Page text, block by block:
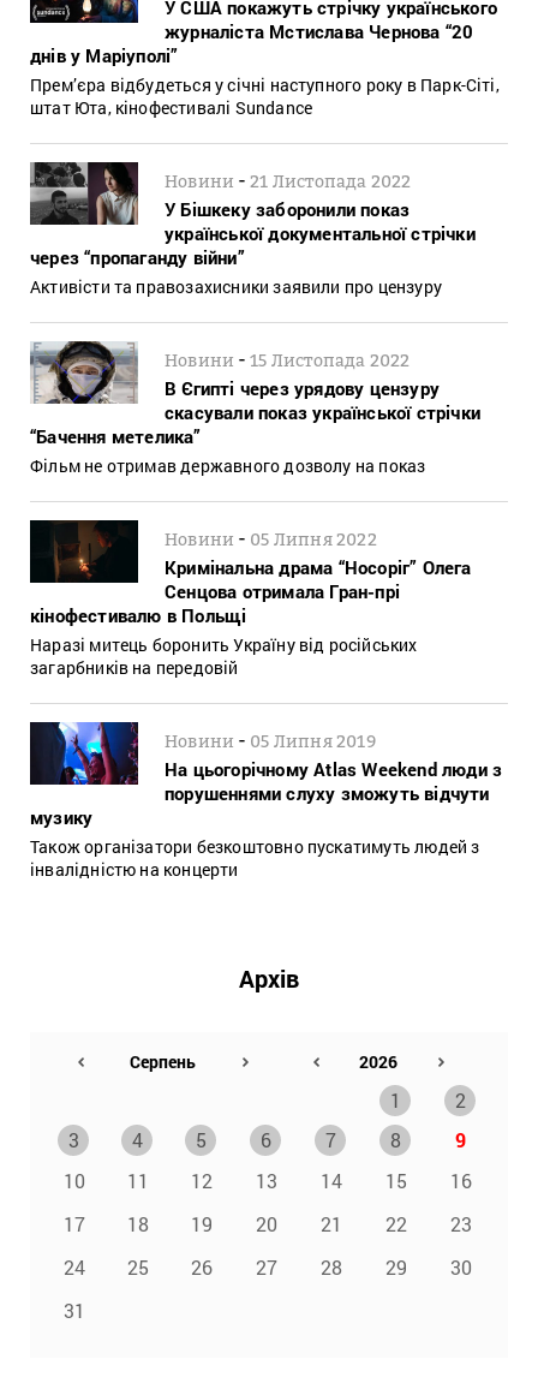
У США покажуть стрічку українського
журналіста Мстислава Чернова “20
днів у Маріуполі”
Прем’єра відбудеться у січні наступного року в Парк-Сіті,
штат Юта, кінофестивалі Sundance
Новини -21 Листопада 2022
У Бішкеку заборонили показ
української документальної стрічки
через “пропаганду війни”
Активісти та правозахисники заявили про цензуру
Новини -15 Листопада 2022
В Єгипті через урядову цензуру
скасували показ української стрічки
“Бачення метелика”
Фільм не отримав державного дозволу на показ
Новини - 05 Липня 2022
Кримінальна драма “Носоріг” Олега
Сенцова отримала Гран-прі
кінофестивалю в Польщі
Наразі митець боронить Україну від російських
загарбників на передовій
Новини - 05 Липня 2019
На цьогорічному Atlas Weekend люди з
порушеннями слуху зможуть відчути
музику
Також організатори безкоштовно пускатимуть людей з
інвалідністю на концерти
Архів
1
2
3
4 5 6 7 8
9
10
11 12 13 14 15
16
17
18 19 20 21 22
23
24
25 26 27 28 29
30
31